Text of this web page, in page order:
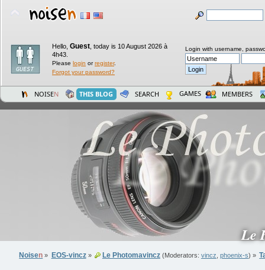
Hello, Guest today is 10 August 2026 à
4h43.
Please login orregister.
Forgot your password?
Login with username,
NOISEN THIS BLOG SEARCH GAMES MEMBERS
Le
Noisen » EOS-vincz» Le Photomavincz(Moderators: vincz phoenix-s) »